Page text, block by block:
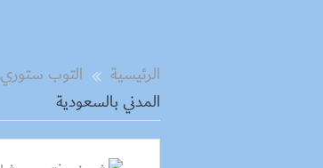
الرئيسية التوب ستوري
المدني بالسعودية